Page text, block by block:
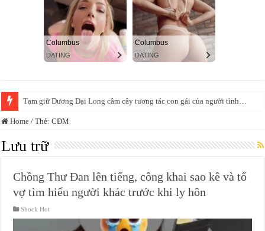
Tạm giữ Dương Đại Long cầm cây tương tác con gái của người tình…
Giả danh lương y để bán thuốc sinh lý nam, thu lợi bất chính 120 tỷ đồng
Home / Thẻ:CĐM
Lưu trữ
Chồng Thư Đan lên tiếng, công khai sao kê và tố
vợ tìm hiểu người khác trước khi ly hôn
Shock Hot